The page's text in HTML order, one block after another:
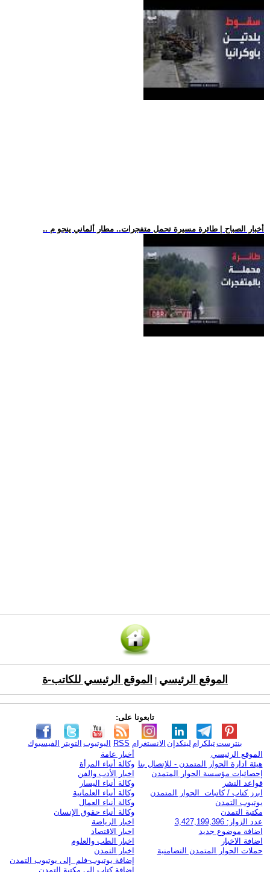
.. أخبار الصباح | طائرة مسيرة تحمل متفجرات.. مطار ألماني ينجو م
الموقع الرئيسي الموقع الرئيسي للكاتب-ة
تابعونا على:
الفيسبوك التويتر اليوتيوب RSS الانستغرام لينكدإن تيلكرامبنترست
الموقع الرئيسي
هيئة ادارة الحوار المتمدن - للإتصال بنا
إحصائيات مؤسسة الحوار المتمدن
قواعد النشر
ابرز كتاب / كاتبات الحوار المتمدن
يوتيوب التمدن
مكتبة التمدن
عدد الزوار: 3,427,199,396
اضافة موضوع جديد
اضافة الاخبار
حملات الحوار المتمدن التضامنية
أخبار عامة
وكالة أنباء المرأة
اخبار الأدب والفن
وكالة أنباء اليسار
وكالة أنباء العلمانية
وكالة أنباء العمال
وكالة أنباء حقوق الإنسان
اخبار الرياضة
اخبار الاقتصاد
اخبار الطب والعلوم
اخبار التمدن
إضافة يوتيوب-فلم إلى يوتيوب التمدن
إضافة كتاب إلى مكتبة التمدن